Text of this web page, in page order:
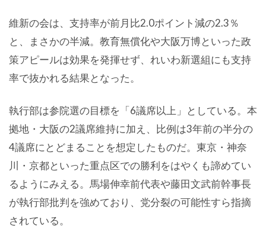
維新の会は、支持率が前月比2.0ポイント減の2.3％
と、まさかの半減。教育無償化や大阪万博といった政
策アピールは効果を発揮せず、れいわ新選組にも支持
率で抜かれる結果となった。
執行部は参院選の目標を「6議席以上」としている。本
拠地・大阪の2議席維持に加え、比例は3年前の半分の
4議席にとどまることを想定したものだ。東京・神奈
川・京都といった重点区での勝利をはやくも諦めてい
るようにみえる。馬場伸幸前代表や藤田文武前幹事長
が執行部批判を強めており、党分裂の可能性すら指摘
されている。